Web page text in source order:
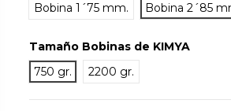
Bobina 1´75 mm.
Bobina 2´85
Tamaño Bobinas de KIMYA
750 gr.
2200 gr.